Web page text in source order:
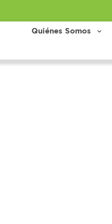
Quiénes Somos